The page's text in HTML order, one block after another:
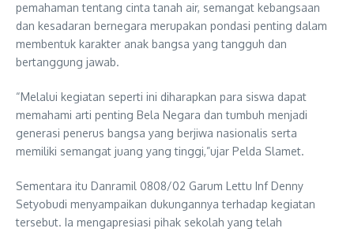
pemahaman tentang cinta tanah air, semangat kebangsaan
dan kesadaran bernegara merupakan pondasi penting dalam
membentuk karakter anak bangsa yang tangguh dan
bertanggung jawab.
“Melalui kegiatan seperti ini diharapkan para siswa dapat
memahami arti penting Bela Negara dan tumbuh menjadi
generasi penerus bangsa yang berjiwa nasionalis serta
memiliki semangat juang yang tinggi,”ujar Pelda Slamet.
Sementara itu Danramil 0808/02 Garum Lettu Inf Denny
Setyobudi menyampaikan dukungannya terhadap kegiatan
tersebut. Ia mengapresiasi pihak sekolah yang telah